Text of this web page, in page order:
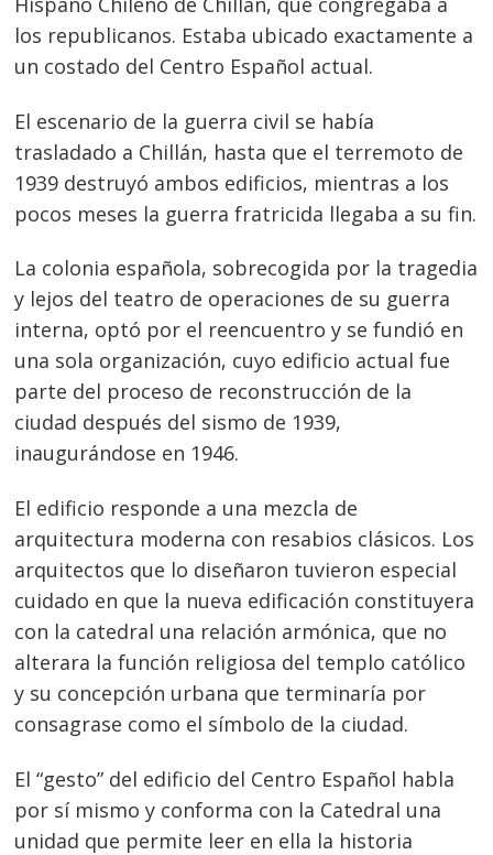
los republicanos. Estaba ubicado exactamente a
un costado del Centro Español actual.
El escenario de la guerra civil se había
trasladado a Chillán, hasta que el terremoto de
1939 destruyó ambos edificios, mientras a los
pocos meses la guerra fratricida llegaba a su fin.
La colonia española, sobrecogida por la tragedia
y lejos del teatro de operaciones de su guerra
interna, optó por el reencuentro y se fundió en
una sola organización, cuyo edificio actual fue
parte del proceso de reconstrucción de la
ciudad después del sismo de 1939,
inaugurándose en 1946.
El edificio responde a una mezcla de
arquitectura moderna con resabios clásicos. Los
arquitectos que lo diseñaron tuvieron especial
cuidado en que la nueva edificación constituyera
con la catedral una relación armónica, que no
alterara la función religiosa del templo católico
y su concepción urbana que terminaría por
consagrase como el símbolo de la ciudad.
El “gesto” del edificio del Centro Español habla
por sí mismo y conforma con la Catedral una
unidad que permite leer en ella la historia
Navegación
de
entradas